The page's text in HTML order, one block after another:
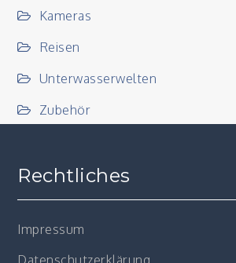
Kameras
Reisen
Unterwasserwelten
Zubehör
Rechtliches
Impressum
Datenschutzerklärung